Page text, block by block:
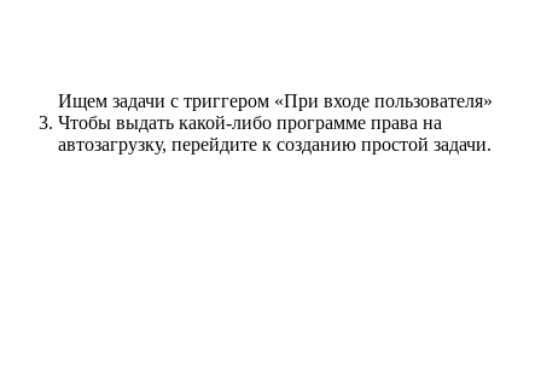
Ищем задачи с триггером «При входе пользователя»
Чтобы выдать какой-либо программе права на
автозагрузку, перейдите к созданию простой задачи.